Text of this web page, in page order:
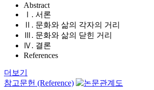
Abstract
Ⅰ. 서론
Ⅱ. 문화와 삶의 각자의 거리
Ⅲ. 문화와 삶의 닫힌 거리
Ⅳ. 결론
References
더보기
참고문헌 (Reference)